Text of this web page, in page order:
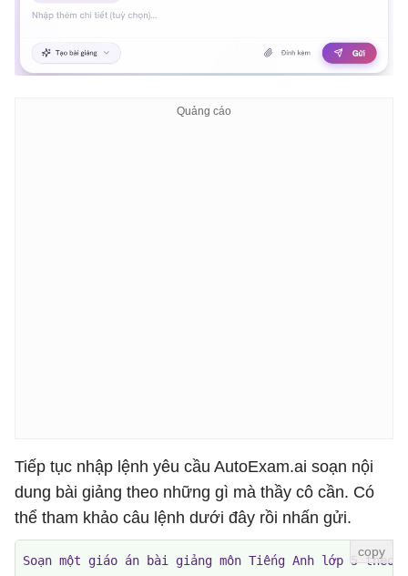
Tiếp tục nhập lệnh yêu cầu AutoExam.ai soạn nội
dung bài giảng theo những gì mà thầy cô cần. Có
thể tham khảo câu lệnh dưới đây rồi nhấn gửi.
Soạn một giáo án bài giảng môn Tiếng Anh lớp 5